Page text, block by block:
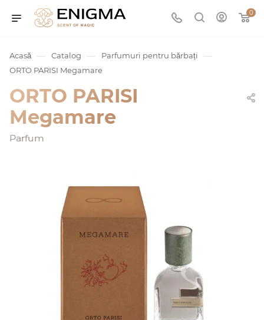
0
Acasă — Catalog — Parfumuri pentru bărbați —
ORTO PARISI Megamare
ORTO PARISI
Megamare
Parfum